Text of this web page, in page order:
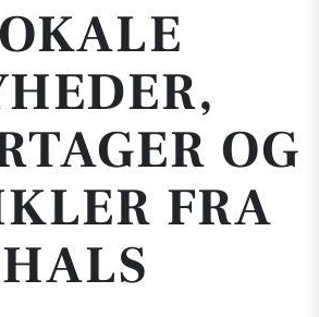
OG
FRA
HALS